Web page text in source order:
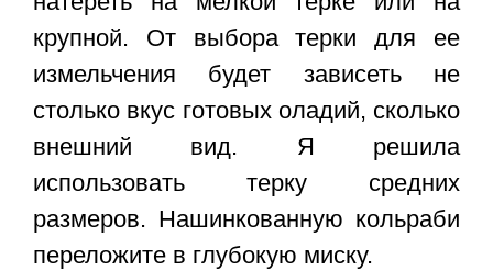
крупной. От выбора терки для ее
измельчения будет зависеть не
столько вкус готовых оладий, сколько
внешний вид. Я решила
использовать терку средних
размеров. Нашинкованную кольраби
переложите в глубокую миску.